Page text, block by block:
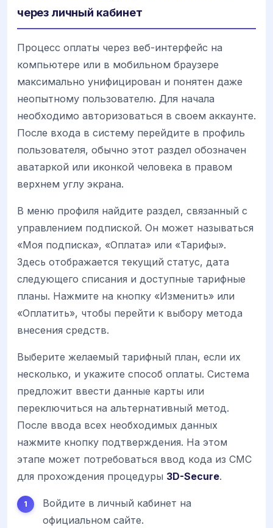
через личный кабинет
Процесс оплаты через веб-интерфейс на
компьютере или в мобильном браузере
максимально унифицирован и понятен даже
неопытному пользователю. Для начала
необходимо авторизоваться в своем аккаунте.
После входа в систему перейдите в профиль
пользователя, обычно этот раздел обозначен
аватаркой или иконкой человека в правом
верхнем углу экрана.
В меню профиля найдите раздел, связанный с
управлением подпиской. Он может называться
«Моя подписка», «Оплата» или «Тарифы».
Здесь отображается текущий статус, дата
следующего списания и доступные тарифные
планы. Нажмите на кнопку «Изменить» или
«Оплатить», чтобы перейти к выбору метода
внесения средств.
Выберите желаемый тарифный план, если их
несколько, и укажите способ оплаты. Система
предложит ввести данные карты или
переключиться на альтернативный метод.
После ввода всех необходимых данных
нажмите кнопку подтверждения. На этом
этапе может потребоваться ввод кода из СМС
для прохождения процедуры 3D-Secure.
Войдите в личный кабинет на
официальном сайте.